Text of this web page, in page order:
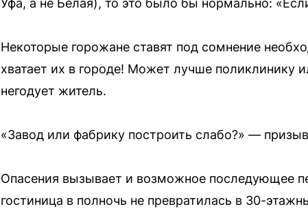
Уфа, а не Белая), то это было бы нормально:
Некоторые горожане ставят под сомнение
хватает их в городе! Может лучше поликлинику
негодует житель.
«Завод или фабрику построить слабо?» —
Опасения вызывает и возможное последующее
гостиница в полночь не превратилась в 30-